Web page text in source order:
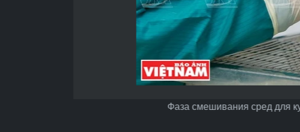
Фаза смешивания сред для